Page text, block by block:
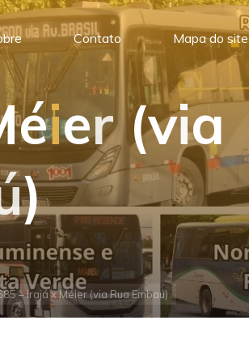
Contato Mapa do site
éier (via
)
– Irajá x Méier (via Rua Embaú)